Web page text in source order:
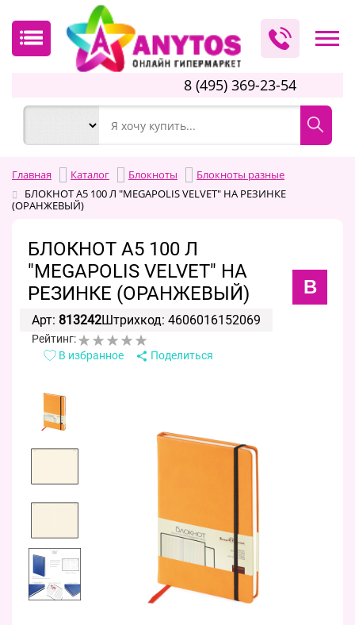
8 (495) 369-23-54
Главная Каталог Блокноты
Блокноты разные
БЛОКНОТ А5 100 Л "MEGAPOLIS VELVET" НА РЕЗИНКЕ
(ОРАНЖЕВЫЙ)
БЛОКНОТ А5 100 Л
"MEGAPOLIS VELVET" НА
РЕЗИНКЕ (ОРАНЖЕВЫЙ)
B
Арт: 813242Штрихкод: 4606016152069
Рейтинг:
В избранное
Поделиться